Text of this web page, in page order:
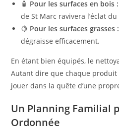
🧴 Pour les surfaces en bois :
de St Marc ravivera l’éclat du
🍋 Pour les surfaces grasses :
dégraisse efficacement.
En étant bien équipés, le
Autant dire que chaque
jouer dans la quête d’une
Un Planning Familial
Ordonnée